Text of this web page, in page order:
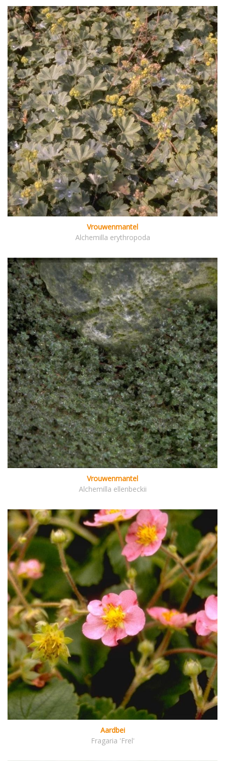
Vrouwenmantel
Alchemilla erythropoda
Vrouwenmantel
Alchemilla ellenbeckii
Aardbei
Fragaria 'Frel'